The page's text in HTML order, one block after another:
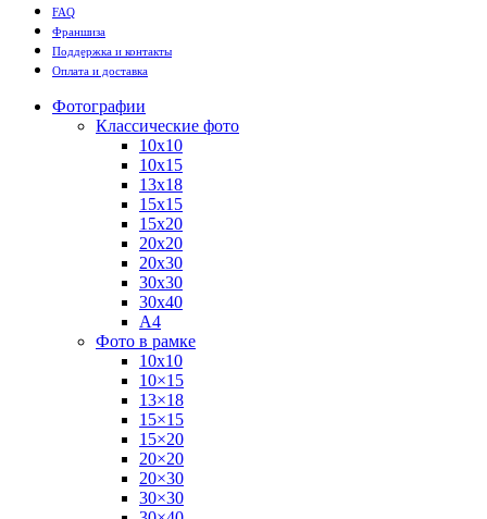
FAQ
Франшиза
Поддержка и контакты
Оплата и доставка
Фотографии
Классические фото
10х10
10х15
13х18
15х15
15х20
20х20
20х30
30х30
30х40
А4
Фото в рамке
10х10
10×15
13×18
15×15
15×20
20×20
20×30
30×30